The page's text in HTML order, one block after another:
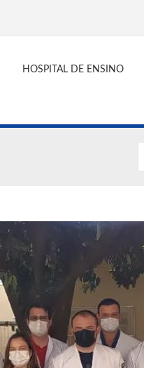
HOSPITAL DE ENSINO